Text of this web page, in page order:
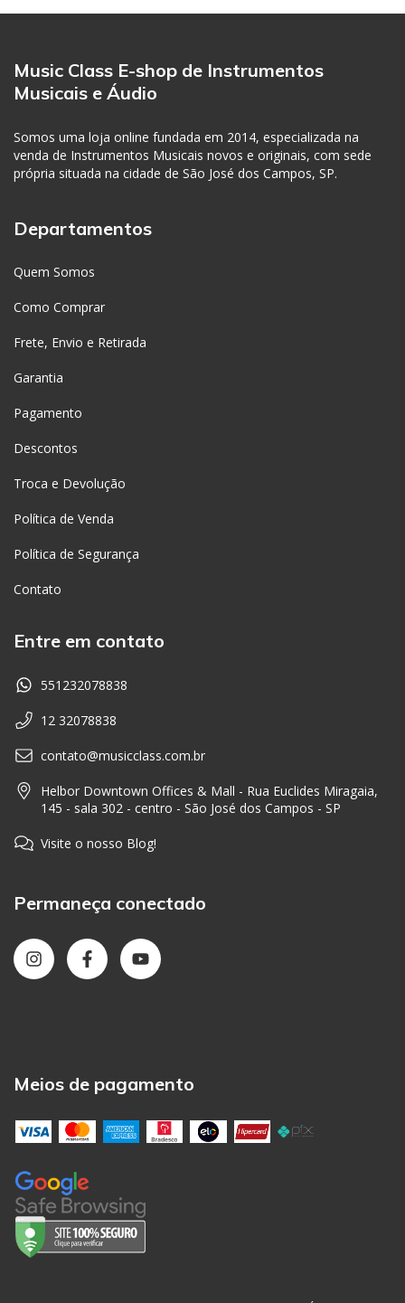
Music Class E-shop de Instrumentos
Musicais e Áudio
Somos uma loja online fundada em 2014, especializada na
venda de Instrumentos Musicais novos e originais, com sede
própria situada na cidade de São José dos Campos, SP.
Departamentos
Quem Somos
Como Comprar
Frete, Envio e Retirada
Garantia
Pagamento
Descontos
Troca e Devolução
Política de Venda
Política de Segurança
Contato
Entre em contato
551232078838
12 32078838
contato@musicclass.com.br
Helbor Downtown Offices & Mall - Rua Euclides Miragaia,
145 - sala 302 - centro - São José dos Campos - SP
Visite o nosso Blog!
Permaneça conectado
Meios de pagamento